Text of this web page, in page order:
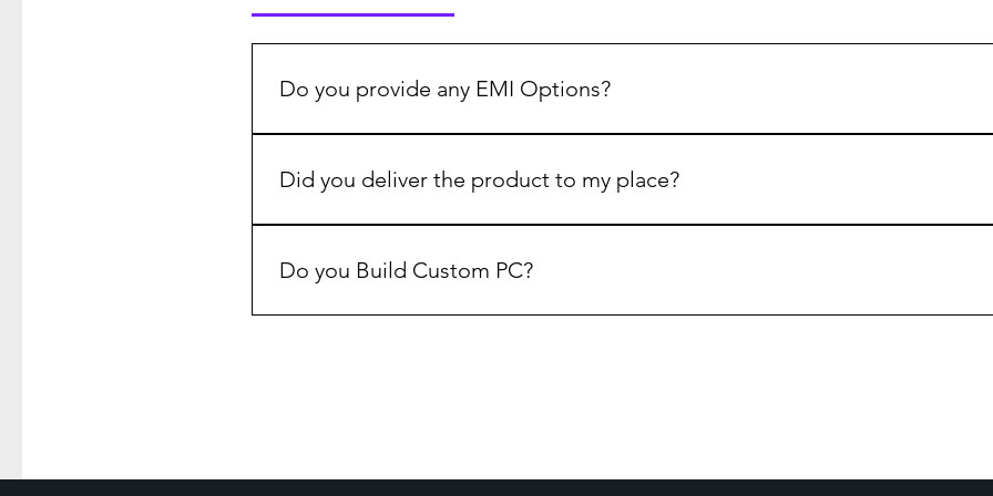
Do you provide any EMI Options?
Selected Credit Cards.
Did you deliver the product to my place?
Do you Build Custom PC?